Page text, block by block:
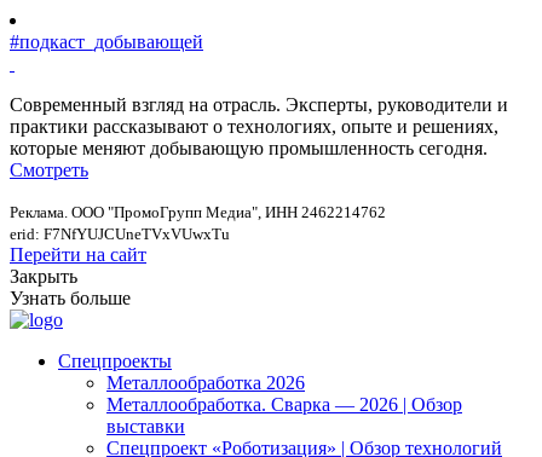
#подкаст_добывающей
Современный взгляд на отрасль. Эксперты, руководители и
практики рассказывают о технологиях, опыте и решениях,
которые меняют добывающую промышленность сегодня.
Смотреть
Реклама. ООО "ПромоГрупп Медиа", ИНН 2462214762
erid: F7NfYUJCUneTVxVUwxTu
Перейти на сайт
Закрыть
Узнать больше
Спецпроекты
Металлообработка 2026
Металлообработка. Сварка — 2026 | Обзор
выставки
Спецпроект «Роботизация» | Обзор технологий